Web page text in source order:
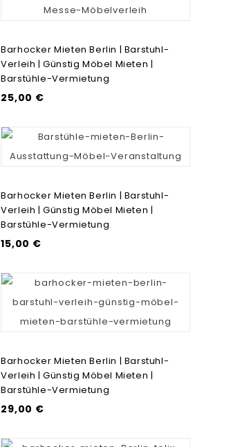
Barhocker Mieten Berlin | Barstuhl-
Verleih | Günstig Möbel Mieten |
Barstühle-Vermietung
25,00 €
Barhocker Mieten Berlin | Barstuhl-
Verleih | Günstig Möbel Mieten |
Barstühle-Vermietung
15,00 €
Barhocker Mieten Berlin | Barstuhl-
Verleih | Günstig Möbel Mieten |
Barstühle-Vermietung
29,00 €